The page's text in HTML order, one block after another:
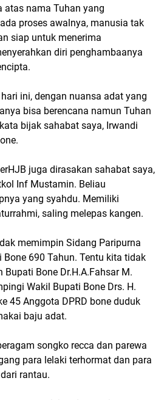
atas nama Tuhan yang
proses awalnya, manusia tak
siap untuk menerima
diri penghambaanya
ini, dengan nuansa adat yang
bisa berencana namun Tuhan
bijak sahabat saya, Irwandi
juga dirasakan sahabat saya,
Inf Mustamin. Beliau
yang syahdu. Memiliki
saling melepas kangen.
memimpin Sidang Paripurna
690 Tahun. Tentu kita tidak
Bone Dr.H.A.Fahsar M.
Wakil Bupati Bone Drs. H.
45 Anggota DPRD bone duduk
baju adat.
songko recca dan parewa
para lelaki terhormat dan para
rantau.